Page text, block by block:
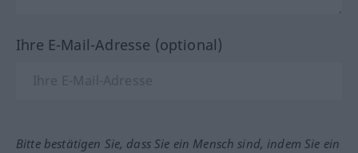
Ihre E-Mail-Adresse (optional)
Bitte bestätigen Sie, dass Sie ein Mensch sind, indem Sie ein